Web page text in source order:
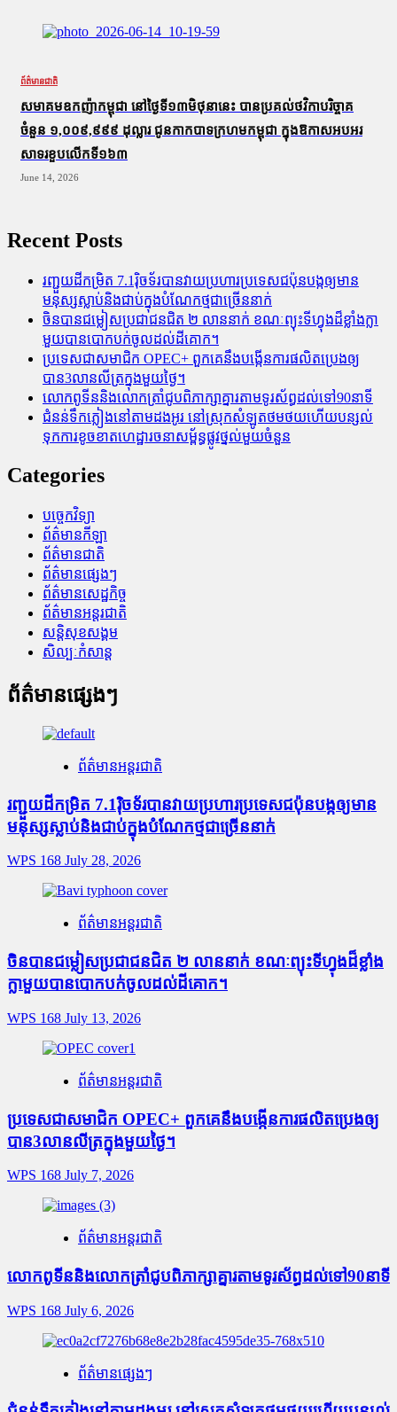
ព័ត៌មានជាតិ
សមាគមឧកញ៉ាកម្ពុជា នៅថ្ងៃទី១៣មិថុនានេះ បានប្រគល់ថវិកាបរិច្ចាគ
ចំនួន ១,០០៩,៩៩៩ ដុល្លារ ជូនកាកបាទក្រហមកម្ពុជា ក្នុងឱកាសអបអរ
សាទរខួបលើកទី១៦៣
June 14, 2026
Recent Posts
រញ្ជួយដីកម្រិត​ 7.1រ៉ិចទ័របានវាយប្រហារប្រទេសជប៉ុនបង្កឲ្យមាន
មនុស្សស្លាប់​និង​ជាប់ក្នុងបំណែកថ្មជាច្រើននាក់
ចិនបានជម្លៀសប្រជាជនជិត ២ លាននាក់ ខណៈព្យុះទីហ្វុងដ៏ខ្លាំងក្លា
មួយបានបោកបក់ចូលដល់ដីគោក។
ប្រទេសជាសមាជិក OPEC+​ ពួកគេនឹងបង្កើនការផលិតប្រេងឲ្យ
បាន3លានលីត្រក្នុងមួយថ្ងៃ។
លោកពូទីននិងលោកត្រាំជូបពិភាក្សាគ្នារតាមទូរស័ព្ធដល់ទៅ90នាទី
ជំនន់​ទឹកភ្លៀង​នៅ​តាម​ដងអូរ​ នៅ​ស្រុក​សំឡូត​ថមថយ​ហើយ​បន្សល់​
ទុក​ការ​ខូចខាត​ហេដ្ឋារចនាសម្ព័ន្ធ​ផ្លូវថ្នល់​មួយ​ចំនួន
Categories
បច្ចេកវិទ្យា
ព័ត៌មានកីឡា
ព័ត៌មានជាតិ
ព័ត៌មានផ្សេងៗ
ព័ត៌មានសេដ្ឋកិច្ច
ព័ត៌មានអន្តរជាតិ
សន្តិសុខសង្គម
សិល្បៈកំសាន្ត
ព័ត៌មានផ្សេងៗ
ព័ត៌មានអន្តរជាតិ
រញ្ជួយដីកម្រិត​ 7.1រ៉ិចទ័របានវាយប្រហារប្រទេសជប៉ុនបង្កឲ្យមាន
មនុស្សស្លាប់​និង​ជាប់ក្នុងបំណែកថ្មជាច្រើននាក់
WPS 168 July 28, 2026
ព័ត៌មានអន្តរជាតិ
ចិនបានជម្លៀសប្រជាជនជិត ២ លាននាក់ ខណៈព្យុះទីហ្វុងដ៏ខ្លាំង
ក្លាមួយបានបោកបក់ចូលដល់ដីគោក។
WPS 168 July 13, 2026
ព័ត៌មានអន្តរជាតិ
ប្រទេសជាសមាជិក OPEC+​ ពួកគេនឹងបង្កើនការផលិតប្រេងឲ្យ
បាន3លានលីត្រក្នុងមួយថ្ងៃ។
WPS 168 July 7, 2026
ព័ត៌មានអន្តរជាតិ
លោកពូទីននិងលោកត្រាំជូបពិភាក្សាគ្នារតាមទូរស័ព្ធដល់ទៅ90នាទី
WPS 168 July 6, 2026
ព័ត៌មានផ្សេងៗ